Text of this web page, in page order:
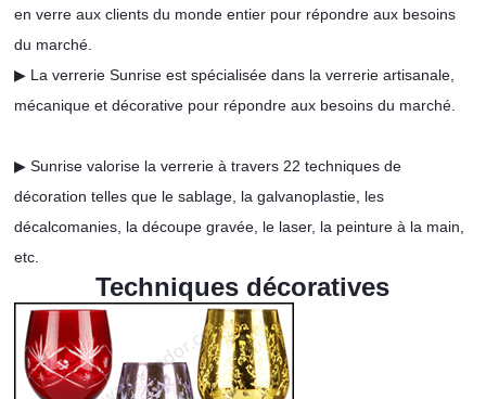
en verre aux clients du monde entier pour répondre aux besoins
du marché.
▶ La verrerie Sunrise est spécialisée dans la verrerie artisanale,
mécanique et décorative pour répondre aux besoins du marché.
▶ Sunrise valorise la verrerie à travers 22 techniques de
décoration telles que le sablage, la galvanoplastie, les
décalcomanies, la découpe gravée, le laser, la peinture à la main,
etc.
Techniques décoratives